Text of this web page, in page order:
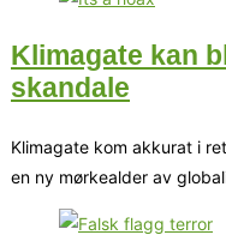
Klimagate kan
skandale
Klimagate kom akkurat i
en ny mørkealder av